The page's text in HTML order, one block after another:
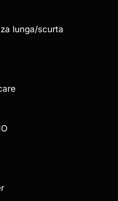
lunga/scurta